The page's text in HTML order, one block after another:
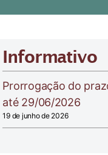
Informativo
Prorrogação do
até 29/06/2026
19 de junho de 2026